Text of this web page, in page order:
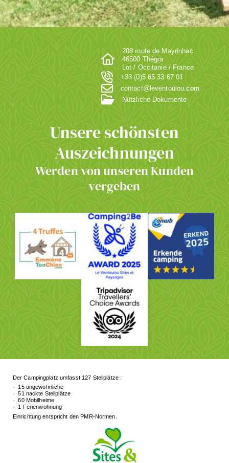
208 route de Mayrinhac
46500 Thégra
Lot / Occitanie / France
+33 (0)5 65 33 67 01
contact@leventoulou.com
Nützliche Dokumente
Unsere schönsten
Auszeichnungen
Werden von unseren Kunden
vergeben
Der Campingplatz umfasst 127 Stellplätze :
15 ungewöhnliche
51 nackte Stellplätze
60 Mobilheime
1 Ferienwohnung
Einrichtung entspricht den PMR-Normen.